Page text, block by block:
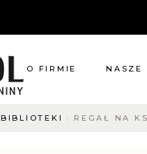
O FIRMIE NASZE
BIBLIOTEKI REGAŁ NA